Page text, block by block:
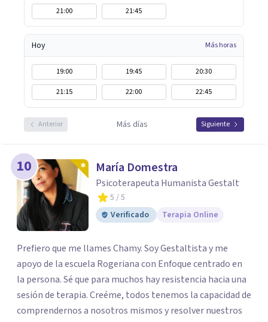
21:00 21:45
Hoy Más horas
19:00 19:45
20:30
21:15
22:00 22:45
Anterior Más días Siguiente
10 María Domestra
Psicoterapeuta Humanista Gestalt
5 / 5
Verificado
Terapia Online
Prefiero que me llames Chamy. Soy Gestaltista y me
apoyo de la escuela Rogeriana con Enfoque centrado en
la persona. Sé que para muchos hay resistencia hacia una
sesión de terapia. Creéme, todos tenemos la capacidad de
comprendernos a nosotros mismos y resolver nuestros